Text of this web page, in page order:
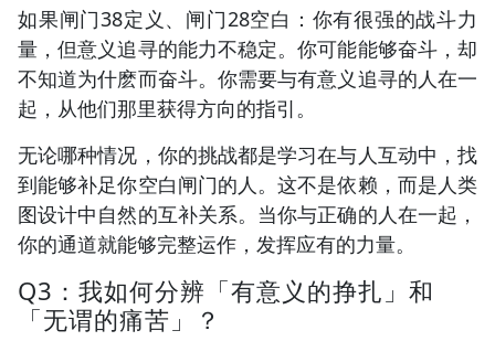
如果闸门38定义、闸门28空白：你有很强的战斗力
量，但意义追寻的能力不稳定。你可能能够奋斗，却
不知道为什麽而奋斗。你需要与有意义追寻的人在一
起，从他们那里获得方向的指引。
无论哪种情况，你的挑战都是学习在与人互动中，找
到能够补足你空白闸门的人。这不是依赖，而是人类
图设计中自然的互补关系。当你与正确的人在一起，
你的通道就能够完整运作，发挥应有的力量。
Q3：我如何分辨「有意义的挣扎」和
「无谓的痛苦」？